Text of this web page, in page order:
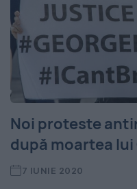
Noi proteste
după moartea lui
7 IUNIE 2020